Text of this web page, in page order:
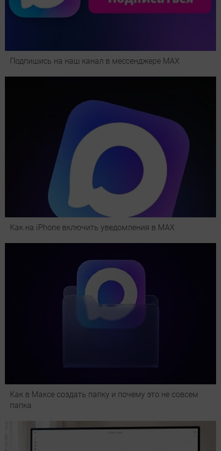
Подпишись на наш канал в мессенджере МАХ
Как на iPhone включить уведомления в MAX
Как в Максе создать папку и почему это не совсем
папка